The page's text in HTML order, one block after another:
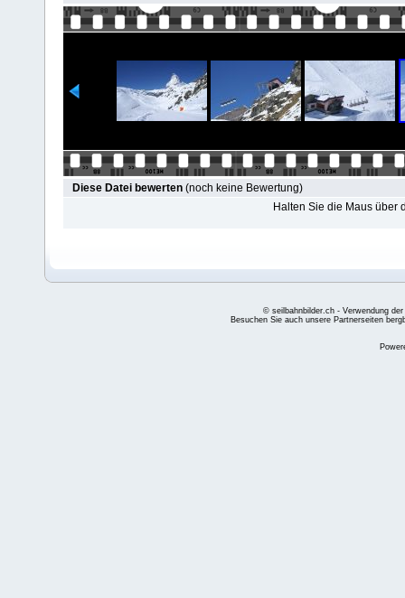
Diese Datei bewerten (noch keine Bewertung)
Halten Sie die Maus über
© seilbahnbilder.ch - Verwendung
Besuchen Sie auch unsere Partnerseiten